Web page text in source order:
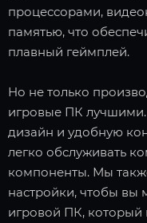
процессорами,
памятью, что
плавный геймплей.
Но не только
игровые ПК
дизайн и удобную
легко обслуживать
компоненты. Мы
настройки, чтобы вы
игровой ПК,